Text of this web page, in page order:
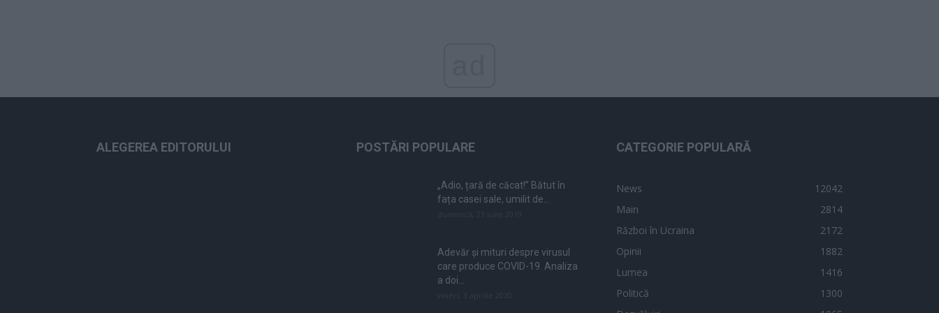
ALEGEREA EDITORULUI POSTĂRI POPULARE
„Adio, țară de căcat!” Bătut în
fața casei sale, umilit de...
Adevăr și mituri despre virusul
care produce COVID-19. Analiza
a doi...
CATEGORIE POPULARĂ
News
12042
Main
2814
Război în Ucraina
2172
Opinii
1882
Lumea
1416
Politică
1300